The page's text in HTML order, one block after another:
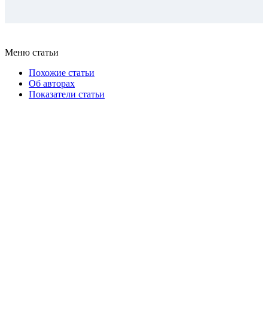
Меню статьи
Похожие статьи
Об авторах
Показатели статьи